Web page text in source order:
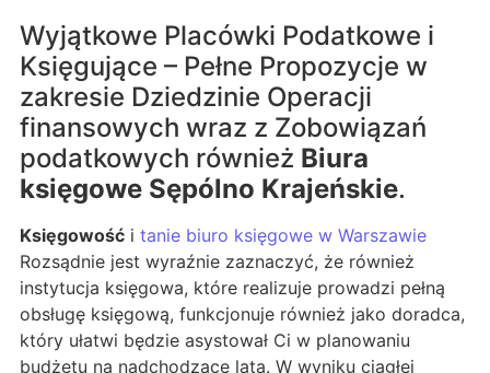
Wyjątkowe Placówki Podatkowe i
Księgujące – Pełne Propozycje w
zakresie Dziedzinie Operacji
finansowych wraz z Zobowiązań
podatkowych również Biura
księgowe Sępólno Krajeńskie.
Księgowość i tanie biuro księgowe w Warszawie
Rozsądnie jest wyraźnie zaznaczyć, że również
instytucja księgowa, które realizuje prowadzi pełną
obsługę księgową, funkcjonuje również jako doradca,
który ułatwi będzie asystował Ci w planowaniu
budżetu na nadchodzące lata. W wyniku ciągłej